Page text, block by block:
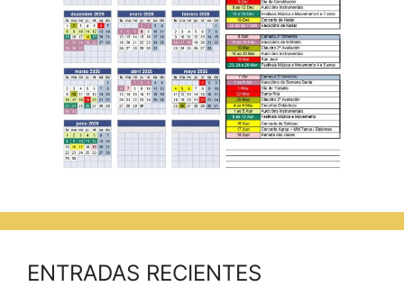
ENTRADAS RECIENTES